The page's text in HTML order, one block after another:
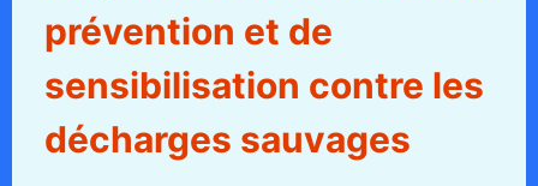
prévention et de
sensibilisation contre les
décharges sauvages